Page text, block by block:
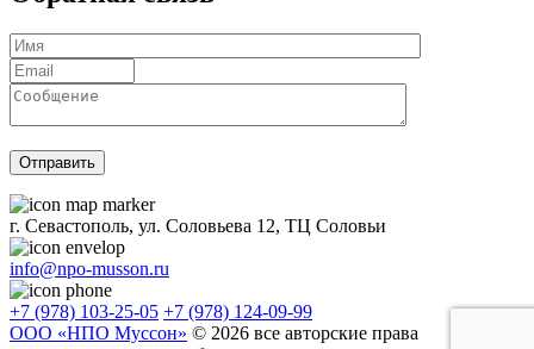
г. Севастополь, ул. Соловьева 12, ТЦ Соловьи
info@npo-musson.ru
+7 (978) 103-25-05 +7 (978) 124-09-99
ООО «НПО Муссон» © 2026 все авторские права